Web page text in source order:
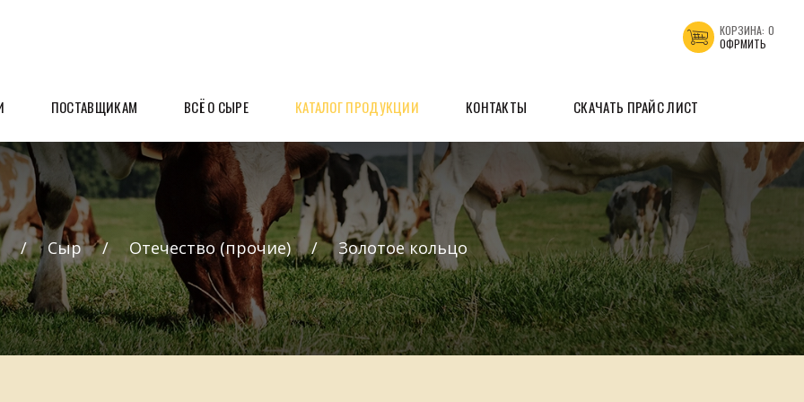
КОРЗИНА: 0
ОФРМИТЬ
ПОСТАВЩИКАМ ВСЁ О СЫРЕ КАТАЛОГ ПРОДУКЦИИ КОНТАКТЫ СКАЧАТЬ ПРАЙС ЛИСТ
Сыр Отечество (прочие) Золотое кольцо